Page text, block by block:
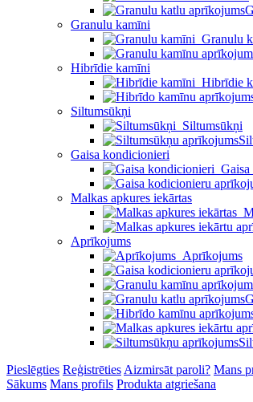
Granulu kamīni
Granulu
Hibrīdie kamīni
Hibrīdie
Siltumsūkņi
Siltumsūkņi
Gaisa kondicionieri
Malkas apkures iekārtas
Aprīkojums
Aprīkojums
Pieslēgties Reģistrēties Aizmirsāt paroli? Mans
Sākums Mans profils Produkta atgriešana